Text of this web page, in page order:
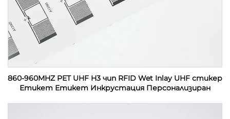
860-960MHZ PET UHF H3 чип RFID Wet Inlay UHF стикер
Етикет Етикет Инкрустация Персонализиран